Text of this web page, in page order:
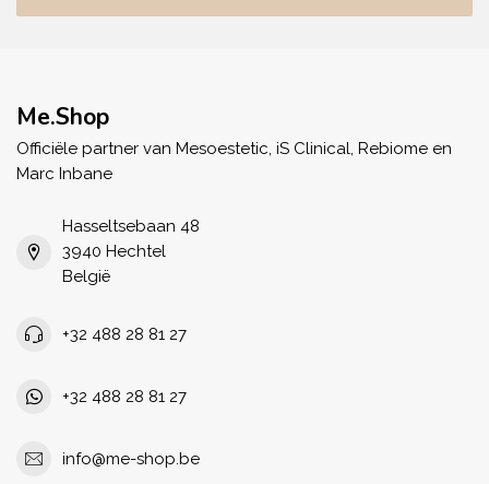
Me.Shop
Officiële partner van Mesoestetic, iS Clinical, Rebiome en
Marc Inbane
Hasseltsebaan 48
3940 Hechtel
België
+32 488 28 81 27
+32 488 28 81 27
info@me-shop.be